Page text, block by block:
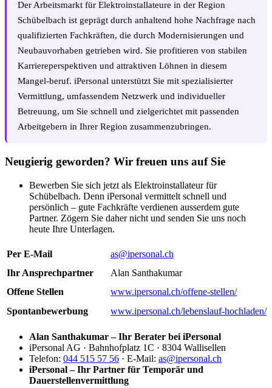
Der Arbeitsmarkt für Elektroinstallateure in der Region
Schübelbach ist geprägt durch anhaltend hohe Nachfrage nach
qualifizierten Fachkräften, die durch Modernisierungen und
Neubauvorhaben getrieben wird. Sie profitieren von stabilen
Karriereperspektiven und attraktiven Löhnen in diesem
Mangel-beruf. iPersonal unterstützt Sie mit spezialisierter
Vermittlung, umfassendem Netzwerk und individueller
Betreuung, um Sie schnell und zielgerichtet mit passenden
Arbeitgebern in Ihrer Region zusammenzubringen.
Neugierig geworden? Wir freuen uns auf Sie
Bewerben Sie sich jetzt als Elektroinstallateur für
Schübelbach. Denn iPersonal vermittelt schnell und
persönlich – gute Fachkräfte verdienen ausserdem gute
Partner. Zögern Sie daher nicht und senden Sie uns noch
heute Ihre Unterlagen.
Per E-Mail
as@ipersonal.ch
Ihr Ansprechpartner
Alan Santhakumar
Offene Stellen
www.ipersonal.ch/offene-stellen/
Spontanbewerbung
www.ipersonal.ch/lebenslauf-hochladen/
Alan Santhakumar – Ihr Berater bei iPersonal
iPersonal AG · Bahnhofplatz 1C · 8304 Wallisellen
Telefon: 044 515 57 56 · E-Mail: as@ipersonal.ch
iPersonal – Ihr Partner für Temporär und
Dauerstellenvermittlung